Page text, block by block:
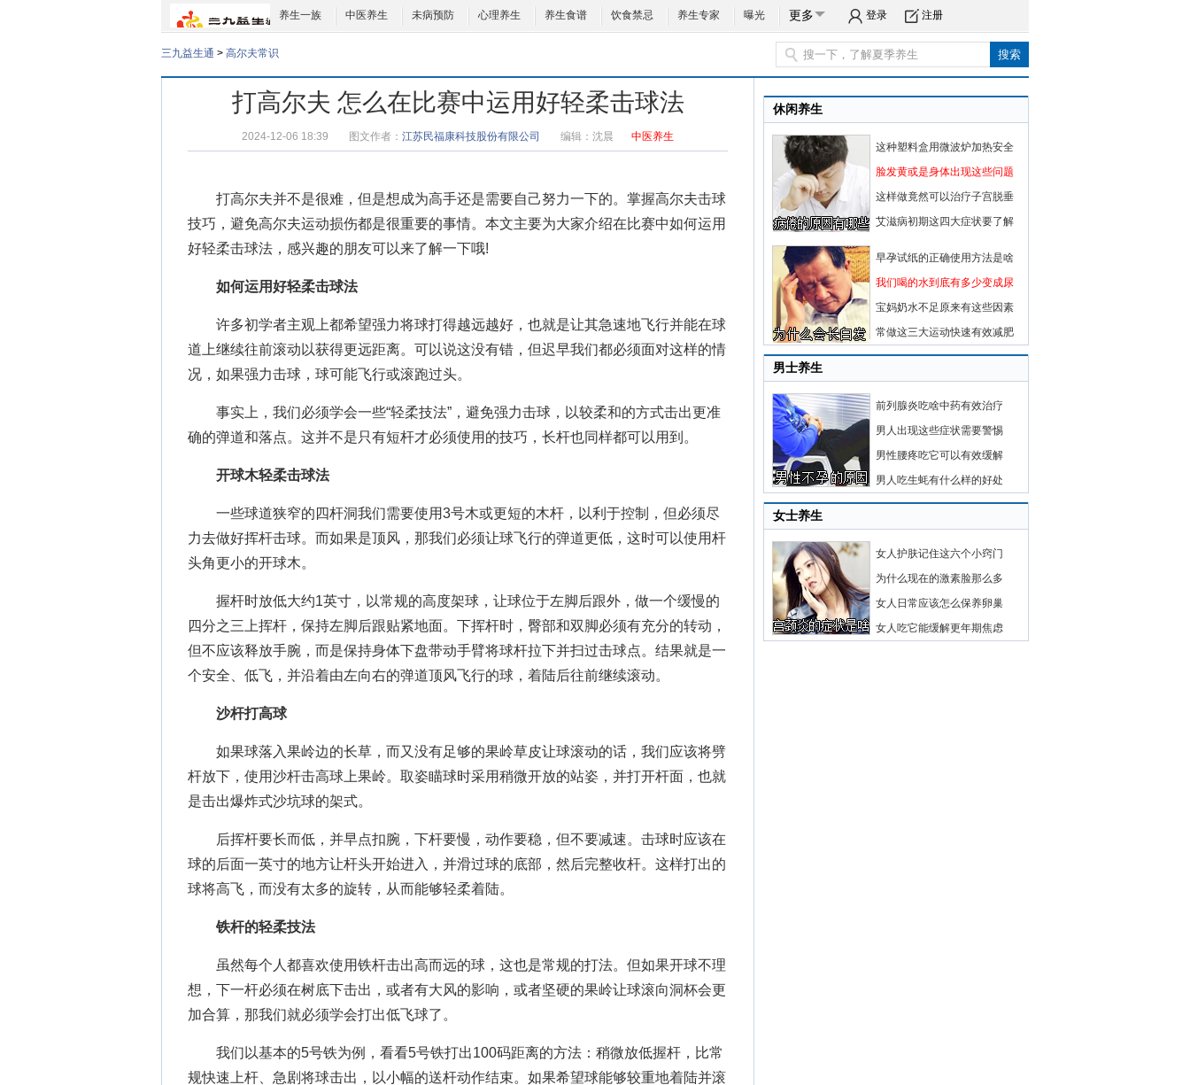
养生一族 中医养生 未病预防 心理养生 养生食谱 饮食禁忌 养生专家 曝光 更多 登录 注册
三九益生通 > 高尔夫常识
打高尔夫 怎么在比赛中运用好轻柔击球法
2024-12-06 18:39 图文作者： 江苏民福康科技股份有限公司 编辑： 沈晨 中医养生
打高尔夫并不是很难，但是想成为高手还是需要自己努力一下的。掌握高尔夫击球
技巧 ，避免高尔夫运动损伤都是很重要的事情。本文主要为大家介绍在比赛中如何运用
好轻柔击球法，感兴趣的朋友可以来了解一下哦!
如何运用好轻柔击球法
许多初学者主观上都希望强力将球打得越远越好，也就是让其急速地飞行并能在球
道上继续往前滚动以获得更远距离。可以说这没有错，但迟早我们都必须面对这样的情
况，如果强力击球，球可能飞行或滚跑过头。
事实上，我们必须学会一些“轻柔技法”，避免强力击球，以较柔和的方式击出更准
确的弹道和落点。这并不是只有短杆才必须使用的技巧，长杆也同样都可以用到。
开球木轻柔击球法
一些球道狭窄的四杆洞我们需要使用3号木或更短的木杆，以利于控制，但必须尽
力去做好挥杆击球。而如果是顶风，那我们必须让球飞行的弹道更低，这时可以使用杆
头角更小的开球木。
握杆时放低大约1英寸，以常规的高度架球，让球位于左脚后跟外，做一个缓慢的
四分之三上挥杆，保持左脚后跟贴紧地面。下挥杆时，臀部和双脚必须有充分的转动，
但不应该释放手腕，而是保持身体下盘带动手臂将球杆拉下并扫过击球点。结果就是一
个安全、低飞，并沿着由左向右的弹道顶风飞行的球，着陆后往前继续滚动。
沙杆打高球
如果球落入果岭边的长草，而又没有足够的果岭草皮让球滚动的话，我们应该将劈
杆放下，使用沙杆击高球上果岭。取姿瞄球时采用稍微开放的站姿，并打开杆面，也就
是击出爆炸式沙坑球的架式。
后挥杆要长而低，并早点扣腕，下杆要慢，动作要稳，但不要减速。击球时应该在
球的后面一英寸的地方让杆头开始进入，并滑过球的底部，然后完整收杆。这样打出的
球将高飞，而没有太多的旋转，从而能够轻柔着陆。
铁杆的轻柔技法
虽然每个人都喜欢使用铁杆击出高而远的球，这也是常规的打法。但如果开球不理
想，下一杆必须在树底下击出，或者有大风的影响，或者坚硬的果岭让球滚向洞杯会更
加合算，那我们就必须学会打出低飞球了。
我们以基本的5号铁为例，看看5号铁打出100码距离的方法：稍微放低握杆，比常
规快速上杆、急剧将球击出，以小幅的送杆动作结束。如果希望球能够较重地着陆并滚
休闲养生
这种塑料盒用微波炉加热安全
脸发黄或是身体出现这些问题
这样做竟然可以治疗子宫脱垂
艾滋病初期这四大症状要了解
早孕试纸的正确使用方法是啥
我们喝的水到底有多少变成尿
宝妈奶水不足原来有这些因素
常做这三大运动快速有效减肥
男士养生
前列腺炎吃啥中药有效治疗
男人出现这些症状需要警惕
男性腰疼吃它可以有效缓解
男人吃生蚝有什么样的好处
女士养生
女人护肤记住这六个小窍门
为什么现在的激素脸那么多
女人日常应该怎么保养卵巢
女人吃它能缓解更年期焦虑